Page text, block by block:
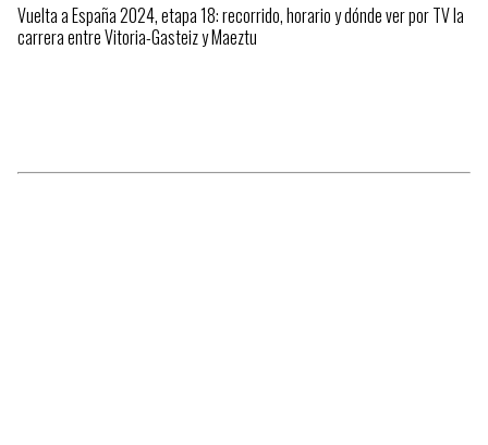
Vuelta a España 2024, etapa 18: recorrido, horario y dónde ver por TV la
carrera entre Vitoria-Gasteiz y Maeztu